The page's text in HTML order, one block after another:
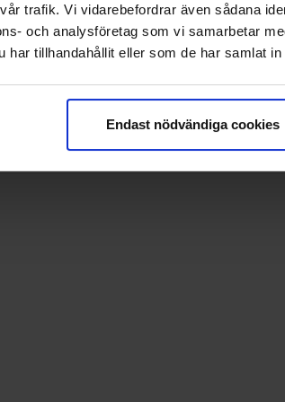
trafik. Vi vidarebefordrar även sådana
och analysföretag som vi samarbetar
har tillhandahållit eller som de har samlat
Endast nödvändiga cookies